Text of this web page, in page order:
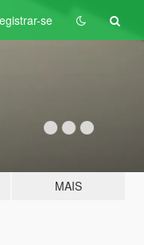
se
MAIS